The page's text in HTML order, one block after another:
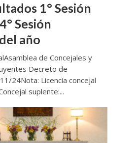
1° Sesión
Sesión
año
de Concejales y
Decreto de
24Nota: Licencia concejal
suplente:...